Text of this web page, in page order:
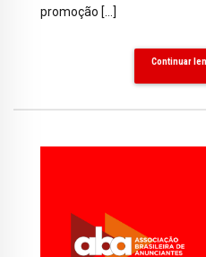
promoção […]
Continuar